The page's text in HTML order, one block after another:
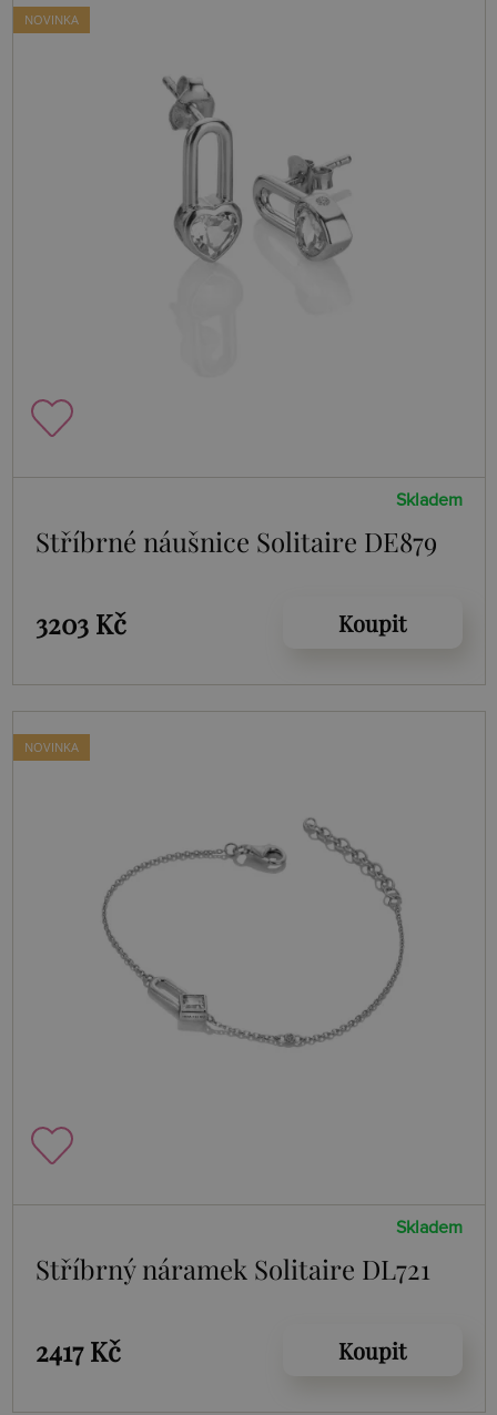
NOVINKA
Skladem
Stříbrné náušnice Solitaire DE879
3203 Kč Koupit
NOVINKA
Skladem
Stříbrný náramek Solitaire DL721
2417 Kč Koupit